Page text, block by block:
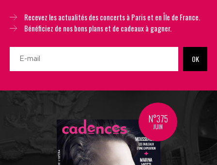
Recevez les actualités des concerts à Paris et en Île de France.
Bénéficiez de nos bons plans et de cadeaux à gagner.
OK
N°375
JUIN